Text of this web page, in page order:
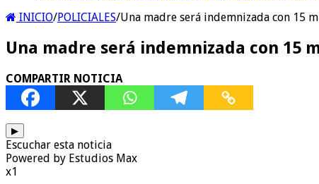
INICIO/POLICIALES/Una madre será indemnizada con 15
Una madre será indemnizada con 15
COMPARTIR NOTICIA
▶
Escuchar esta noticia
Powered by Estudios Max
x1